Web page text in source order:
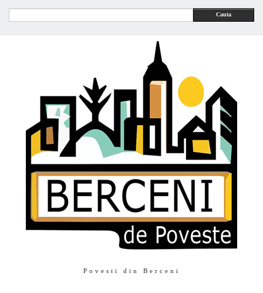
Cauta
Povesti din Berceni